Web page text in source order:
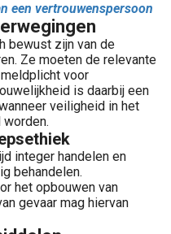
een vertrouwenspersoon
bewust zijn van de
Ze moeten de relevante
voor
is daarbij een
veiligheid in het
integer handelen en
behandelen.
het opbouwen van
gevaar mag hiervan